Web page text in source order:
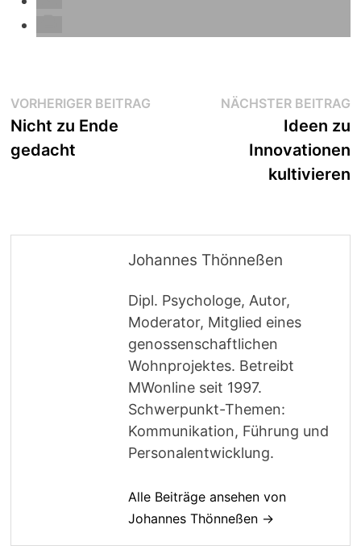
Beitragsnavigation
VORHERIGER BEITRAG Vorheriger
Nicht zu Ende
gedacht
NÄCHSTER BEITRAG
Ideen zu
Innovationen
kultivieren
Johannes Thönneßen
Dipl. Psychologe, Autor,
Moderator, Mitglied eines
genossenschaftlichen
Wohnprojektes. Betreibt
MWonline seit 1997.
Schwerpunkt-Themen:
Kommunikation, Führung und
Personalentwicklung.
Alle Beiträge ansehen von
Johannes Thönneßen →